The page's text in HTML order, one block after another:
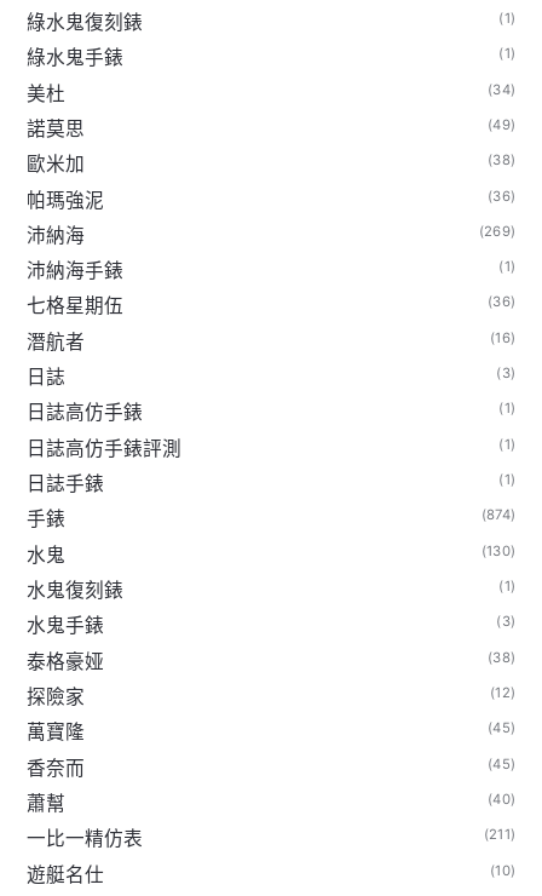
綠水鬼復刻錶 (1)
綠水鬼手錶 (1)
美杜 (34)
諾莫思 (49)
歐米加 (38)
帕瑪強泥 (36)
沛納海 (269)
沛納海手錶 (1)
七格星期伍 (36)
潛航者 (16)
日誌 (3)
日誌高仿手錶 (1)
日誌高仿手錶評測 (1)
日誌手錶 (1)
手錶 (874)
水鬼 (130)
水鬼復刻錶 (1)
水鬼手錶 (3)
泰格豪娅 (38)
探險家 (12)
萬寶隆 (45)
香奈而 (45)
蕭幫 (40)
一比一精仿表 (211)
遊艇名仕 (10)